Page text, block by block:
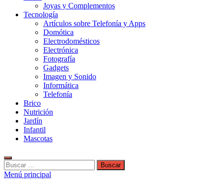
Joyas y Complementos
Tecnología
Artículos sobre Telefonía y Apps
Domótica
Electrodomésticos
Electrónica
Fotografía
Gadgets
Imagen y Sonido
Informática
Telefonía
Brico
Nutrición
Jardín
Infantil
Mascotas
Buscar:
Menú principal